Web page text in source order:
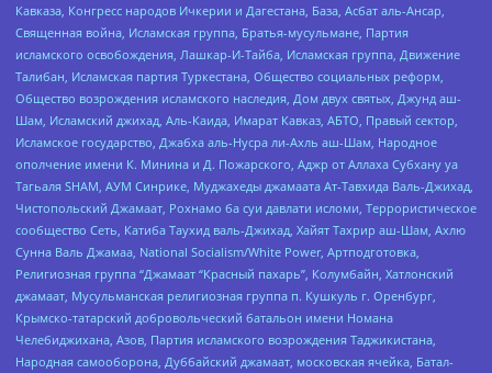
Кавказа, Конгресс народов Ичкерии и Дагестана, База, Асбат аль-Ансар,
Священная война, Исламская группа, Братья-мусульмане, Партия
исламского освобождения, Лашкар-И-Тайба, Исламская группа, Движение
Талибан, Исламская партия Туркестана, Общество социальных реформ,
Общество возрождения исламского наследия, Дом двух святых, Джунд аш-
Шам, Исламский джихад, Аль-Каида, Имарат Кавказ, АБТО, Правый сектор,
Исламское государство, Джабха аль-Нусра ли-Ахль аш-Шам, Народное
ополчение имени К. Минина и Д. Пожарского, Аджр от Аллаха Субхану уа
Тагьаля SHAM, АУМ Синрике, Муджахеды джамаата Ат-Тавхида Валь-Джихад,
Чистопольский Джамаат, Рохнамо ба суи давлати исломи, Террористическое
сообщество Сеть, Катиба Таухид валь-Джихад, Хайят Тахрир аш-Шам, Ахлю
Сунна Валь Джамаа, National Socialism/White Power, Артподготовка,
Религиозная группа “Джамаат “Красный пахарь”, Колумбайн, Хатлонский
джамаат, Мусульманская религиозная группа п. Кушкуль г. Оренбург,
Крымско-татарский добровольческий батальон имени Номана
Челебиджихана, Азов, Партия исламского возрождения Таджикистана,
Народная самооборона, Дуббайский джамаат, московская ячейка, Батал-